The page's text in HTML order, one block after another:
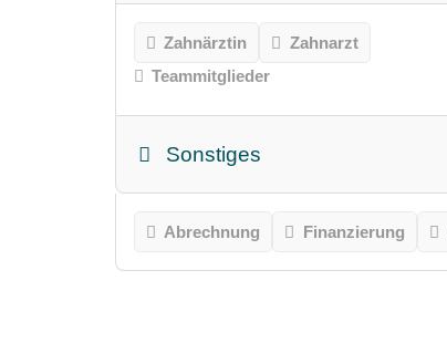
Zahnärztin
Zahnarzt
Teammitglieder
Sonstiges
Abrechnung Finanzierung